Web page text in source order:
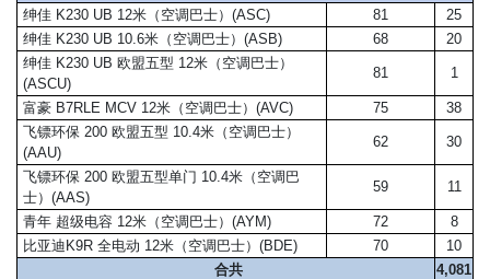
绅佳 K230 UB 12米（空调巴士）(ASC)
81
25
绅佳 K230 UB 10.6米（空调巴士）(ASB)
68
20
绅佳 K230 UB 欧盟五型 12米（空调巴士）
(ASCU)
81 1
富豪 B7RLE MCV 12米（空调巴士）(AVC) 75
38
飞镖环保 200 欧盟五型 10.4米（空调巴士）
(AAU)
62 30
飞镖环保 200 欧盟五型单门 10.4米（空调巴
士）(AAS)
59 11
青年 超级电容 12米（空调巴士）(AYM) 72
8
比亚迪K9R 全电动 12米（空调巴士）(BDE)
70
10
合共
4,081